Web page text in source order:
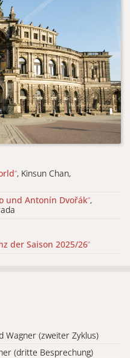
“, Kinsun Chan,
und Antonín Dvořák“,
der Saison 2025/26“
Wagner (zweiter Zyklus)
(dritte Besprechung)